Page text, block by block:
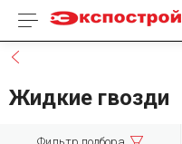
Каталог товаров
Жидкие гвозди